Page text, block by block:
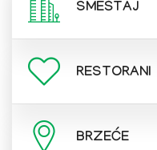
SMEŠTAJ
RESTORANI
BRZEĆE